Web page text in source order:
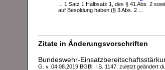
... 1 Satz 1 Halbsatz 1, des § 41 Abs. 2
auf Besoldung haben (§ 3 Abs. 2 ...
Zitate in Änderungsvorschriften
Bundeswehr-
G. v. 04.08.2019 BGBl. I S. 1147; zuletzt geändert